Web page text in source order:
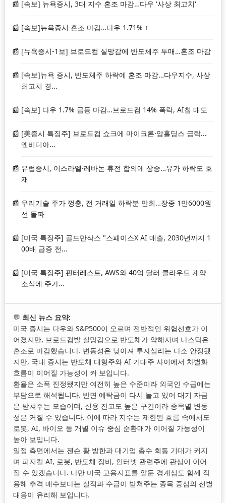
[속보] 뉴욕증시, 3대 지수 혼조 마감…다우 '사상 최고치'
[속보]뉴욕증시 혼조 마감…다우 1.71% ↑
[뉴욕증시-1보] 브로드컴 실망감에 반도체주 투매…혼조 마감
[속보]뉴욕 증시, 반도체주 하락에 혼조 마감…다우지수, 사상
최고치 경...
[속보] 다우 1.7% 급등 마감…브로드컴 14% 폭락, AI칩 매도
[美증시 특징주] 브로드컴 쇼크에 마이크론·암홀딩스 급락...
엔비디아...
유럽증시, 이스라엘·레바논 휴전 합의에 상승…유가 하락도 호
재
우리기술 주가 껑충, 전 거래일 하락분 만회…장중 1만6000원
선 돌파
[미국 특징주] 골드만삭스 "스페이스X AI 매출, 2030년까지 1
00배 급증 전...
[미국 특징주] 핀터레스트, AWS와 40억 달러 클라우드 계약
소식에 주가...
💬 최신 뉴스 요약:
미국 증시는 다우와 S&P500이 오르며 전반적인 위험선호가 이
어졌지만, 브로드컴발 실망감으로 반도체가 약해지며 나스닥은
혼조로 마감했습니다. 변동성은 낮아져 투자심리는 다소 안정됐
지만, 국내 증시는 반도체 대형주와 AI 기대주 사이에서 차별화
흐름이 이어질 가능성이 커 보입니다.
환율은 소폭 진정됐지만 여전히 높은 수준이라 외국인 수급에는
부담으로 해석됩니다. 반면 예탁금이 다시 늘고 있어 대기 자금
은 받쳐주는 모습이며, 신용 잔고도 높은 구간이라 종목별 변동
성은 커질 수 있습니다. 이에 따라 지수는 제한된 흐름 속에서도
로봇, AI, 바이오 등 개별 이슈 중심 순환매가 이어질 가능성이
높아 보입니다.
일정 측면에서는 젠슨 황 방한과 대기업 총수 회동 기대가 커지
며 피지컬 AI, 로봇, 반도체 장비, 인터넷 관련주에 관심이 이어
질 수 있겠습니다. 다만 미국 고용지표를 앞둔 경계심도 함께 작
용해 추격 매수보다는 실적과 수급이 받쳐주는 종목 중심의 선별
대응이 유리해 보입니다.